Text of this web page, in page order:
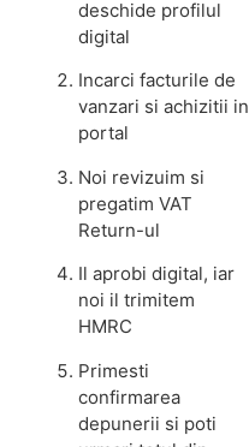
deschide profilul
digital
Incarci facturile de
vanzari si achizitii in
portal
Noi revizuim si
pregatim VAT
Return-ul
Il aprobi digital, iar
noi il trimitem
HMRC
Primesti
confirmarea
depunerii si poti